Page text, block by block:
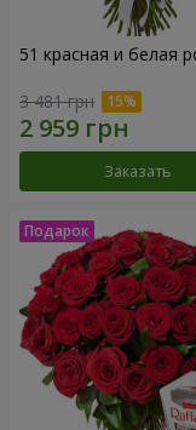
51 красная и белая
3 481 грн
Заказать